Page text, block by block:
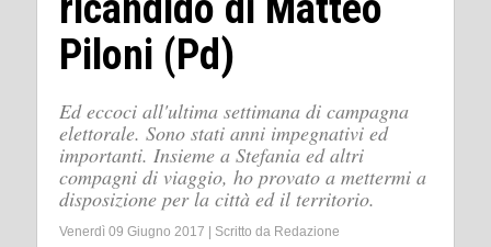
Piloni (Pd)
Ed eccoci all'ultima settimana di campagna
elettorale. Sono stati anni impegnativi ed
importanti. Insieme a Stefania ed altri
compagni di viaggio, ho provato a mettermi a
disposizione per la città ed il territorio.
Venerdì 09 Giugno 2017 Scritto da Redazione